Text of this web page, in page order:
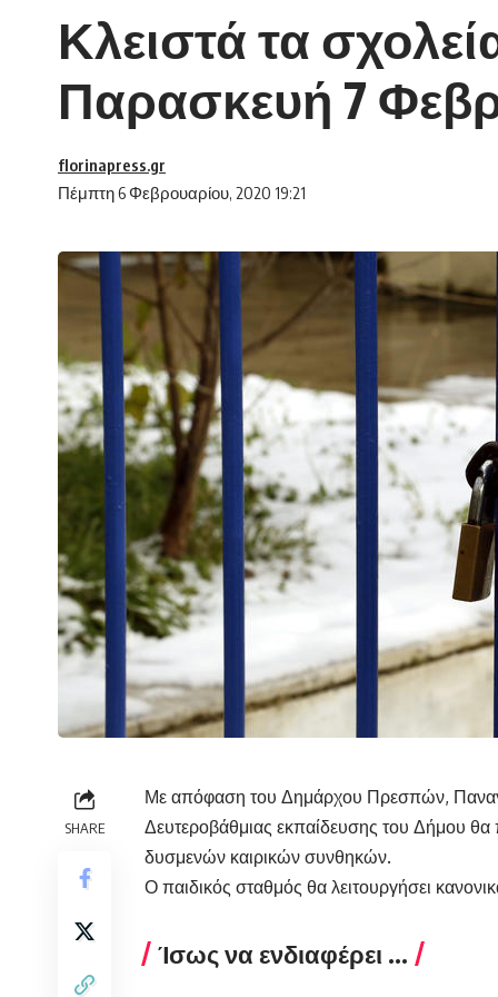
Κλειστά τα
Παρασκευή 7
Πέμπτη 6 Φεβρουαρίου, 2020 19:21
florinapress.gr
SHARE
Με απόφαση του Δημάρχου Πρεσπών,
Δευτεροβάθμιας εκπαίδευσης του Δήμου
δυσμενών καιρικών συνθηκών.
Ο παιδικός σταθμός θα λειτουργήσει
Ίσως να ενδιαφέρει ...